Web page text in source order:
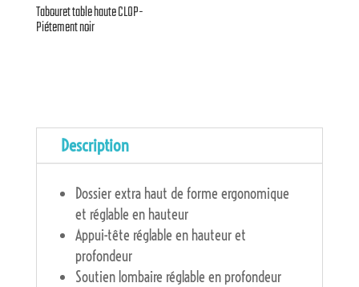
Tabouret table haute CLOP-
Piétement noir
Description
Dossier extra haut de forme ergonomique
et réglable en hauteur
Appui-tête réglable en hauteur et
profondeur
Soutien lombaire réglable en profondeur